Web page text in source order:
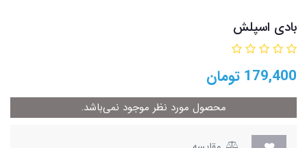
بادی اسپلش
179,400 تومان
محصول مورد نظر موجود نمی‌باشد.